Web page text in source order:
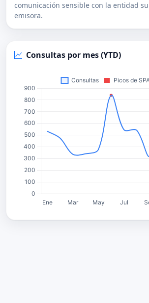
comunicación sensible con la entidad
emisora.
Consultas por mes (YTD)